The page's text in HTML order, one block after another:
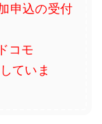
申込の受付
コモ
ていま